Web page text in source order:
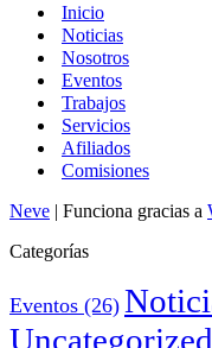
Inicio
Noticias
Nosotros
Eventos
Trabajos
Servicios
Afiliados
Comisiones
Neve | Funciona gracias a
Categorías
Eventos (26)
Uncategorized